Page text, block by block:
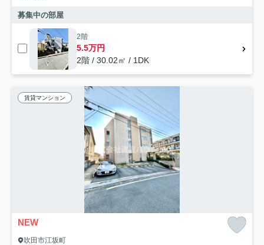
募集中の部屋
2階
5.5万円
2階 / 30.02㎡ / 1DK
賃貸マンション
NEW
吹田市江坂町